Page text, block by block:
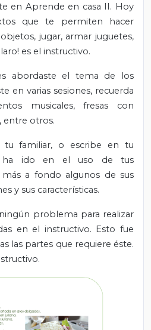
en Aprende en casa II. Hoy
que te permiten hacer
jugar, armar juguetes,
es el instructivo.
abordaste el tema de los
en varias sesiones, recuerda
musicales, fresas con
entre otros.
tu familiar, o escribe en tu
ha ido en el uso de tus
a fondo algunos de sus
y sus características.
problema para realizar
en el instructivo. Esto fue
las partes que requiere éste.